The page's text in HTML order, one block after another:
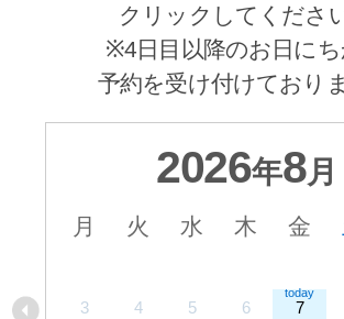
クリックしてください
※4日目以降のお日にち
予約を受け付けておりま
2026年8月
月 火 水 木 金
3 4 5 6 7